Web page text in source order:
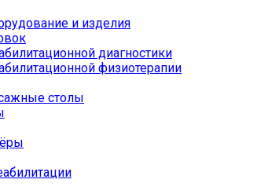
и изделия
диагностики
физиотерапии
столы